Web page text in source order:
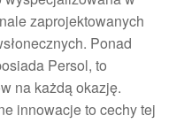
zaprojektowanych
Ponad
Persol, to
na każdą okazję.
innowacje to cechy tej